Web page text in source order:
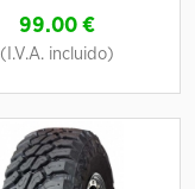
99.00 €
(I.V.A. incluido)